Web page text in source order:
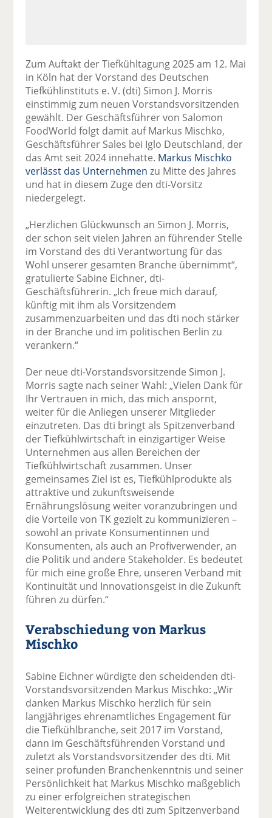
Zum Auftakt der Tiefkühltagung 2025 am 12. Mai
in Köln hat der Vorstand des Deutschen
Tiefkühlinstituts e. V. (dti) Simon J. Morris
einstimmig zum neuen Vorstandsvorsitzenden
gewählt. Der Geschäftsführer von Salomon
FoodWorld folgt damit auf Markus Mischko,
Geschäftsführer Sales bei Iglo Deutschland, der
das Amt seit 2024 innehatte. Markus Mischko
verlässt das Unternehmen zu Mitte des Jahres
und hat in diesem Zuge den dti-Vorsitz
niedergelegt.
„Herzlichen Glückwunsch an Simon J. Morris,
der schon seit vielen Jahren an führender Stelle
im Vorstand des dti Verantwortung für das
Wohl unserer gesamten Branche übernimmt“,
gratulierte Sabine Eichner, dti-
Geschäftsführerin. „Ich freue mich darauf,
künftig mit ihm als Vorsitzendem
zusammenzuarbeiten und das dti noch stärker
in der Branche und im politischen Berlin zu
verankern.“
Der neue dti-Vorstandsvorsitzende Simon J.
Morris sagte nach seiner Wahl: „Vielen Dank für
Ihr Vertrauen in mich, das mich anspornt,
weiter für die Anliegen unserer Mitglieder
einzutreten. Das dti bringt als Spitzenverband
der Tiefkühlwirtschaft in einzigartiger Weise
Unternehmen aus allen Bereichen der
Tiefkühlwirtschaft zusammen. Unser
gemeinsames Ziel ist es, Tiefkühlprodukte als
attraktive und zukunftsweisende
Ernährungslösung weiter voranzubringen und
die Vorteile von TK gezielt zu kommunizieren –
sowohl an private Konsumentinnen und
Konsumenten, als auch an Profiverwender, an
die Politik und andere Stakeholder. Es bedeutet
für mich eine große Ehre, unseren Verband mit
Kontinuität und Innovationsgeist in die Zukunft
führen zu dürfen.“
Verabschiedung von Markus
Mischko
Sabine Eichner würdigte den scheidenden dti-
Vorstandsvorsitzenden Markus Mischko: „Wir
danken Markus Mischko herzlich für sein
langjähriges ehrenamtliches Engagement für
die Tiefkühlbranche, seit 2017 im Vorstand,
dann im Geschäftsführenden Vorstand und
zuletzt als Vorstandsvorsitzender des dti. Mit
seiner profunden Branchenkenntnis und seiner
Persönlichkeit hat Markus Mischko maßgeblich
zu einer erfolgreichen strategischen
Weiterentwicklung des dti zum Spitzenverband